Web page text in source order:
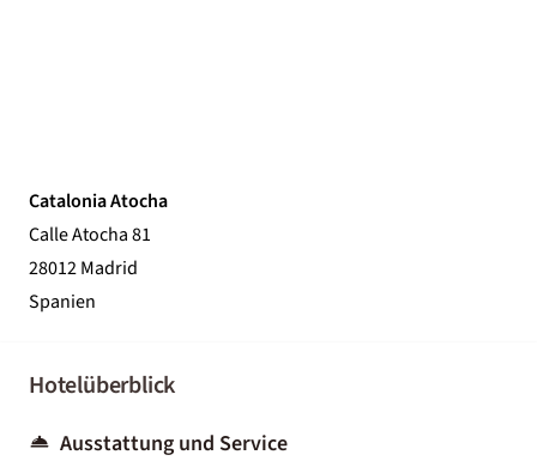
Catalonia Atocha
Calle Atocha 81
28012 Madrid
Spanien
Hotelüberblick
Ausstattung und Service